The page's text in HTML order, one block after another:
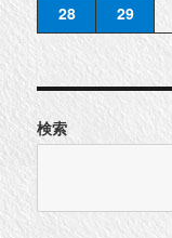
28
29
検索